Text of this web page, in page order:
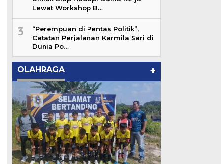
Lewat Workshop B…
3
“Perempuan di Pentas Politik”,
Catatan Perjalanan Karmila Sari di
Dunia Po…
OLAHRAGA +